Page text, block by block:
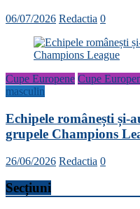
06/07/2026 Redactia 0
Cupe Europene Cupe
masculin
Echipele românești și-
grupele Champions
26/06/2026 Redactia 0
Secțiuni